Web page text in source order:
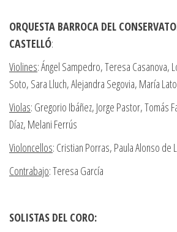
ORQUESTA BARROCA DEL
CASTELLÓ:
Violines: Ángel Sampedro, Teresa Casanova,
Soto, Sara Lluch, Alejandra Segovia, María
Violas: Gregorio Ibáñez, Jorge Pastor, Tomás
Díaz, Melani Ferrús
Violoncellos: Cristian Porras, Paula Alonso de
Contrabajo: Teresa García
SOLISTAS DEL CORO: